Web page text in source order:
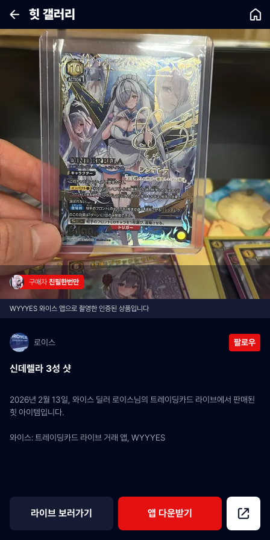
힛 갤러리
구매자 친필한번만
WYYYES 와이스 앱으로 촬영한 인증된 상품입니다
로이스 팔로우
신데렐라 3성 샷
2026년 2월 13일, 와이스 딜러 로이스님의 트레이딩카드 라이브에서 판매된
힛 아이템입니다.
와이스: 트레이딩카드 라이브 거래 앱, WYYYES
라이브 보러가기 앱 다운받기